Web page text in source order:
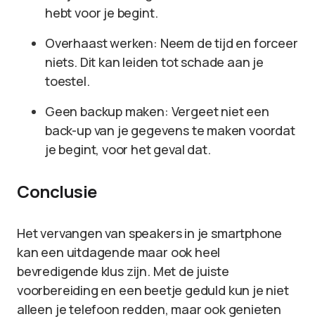
hebt voor je begint.
Overhaast werken: Neem de tijd en forceer
niets. Dit kan leiden tot schade aan je
toestel.
Geen backup maken: Vergeet niet een
back-up van je gegevens te maken voordat
je begint, voor het geval dat.
Conclusie
Het vervangen van speakers in je smartphone
kan een uitdagende maar ook heel
bevredigende klus zijn. Met de juiste
voorbereiding en een beetje geduld kun je niet
alleen je telefoon redden, maar ook genieten